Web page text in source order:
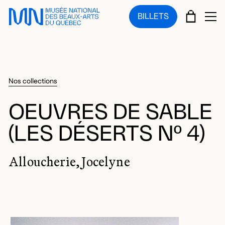
Sauter au menu principal
Sauter au contenu principal
Sauter au pied de page
BILLETS PANIER
Nos collections
OEUVRES DE SABLE
(LES DÉSERTS Nº 4)
Alloucherie, Jocelyne